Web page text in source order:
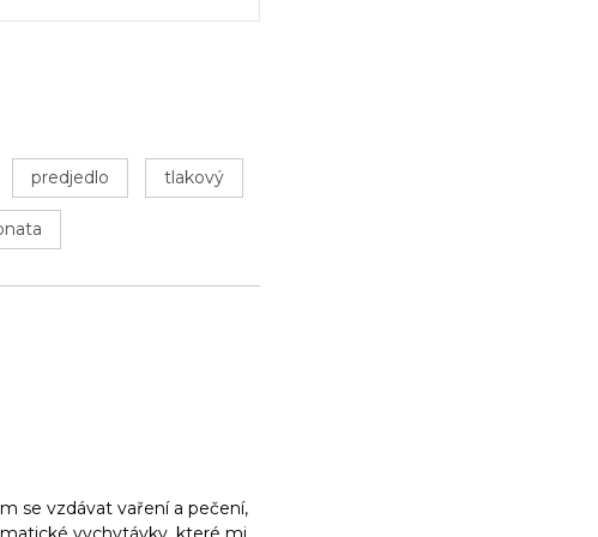
predjedlo tlakový
se vzdávat vaření a pečení,